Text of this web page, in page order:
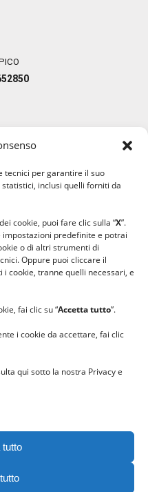
tecnici per garantire il suo
inclusi quelli forniti da
cookie, puoi fare clic sulla “X”.
predefinite e potrai
o di altri strumenti di
Oppure puoi cliccare il
i cookie, tranne quelli necessari, e
fai clic su “Accetta tutto”.
i cookie da accettare, fai clic
qui sotto la nostra Privacy e
tutto